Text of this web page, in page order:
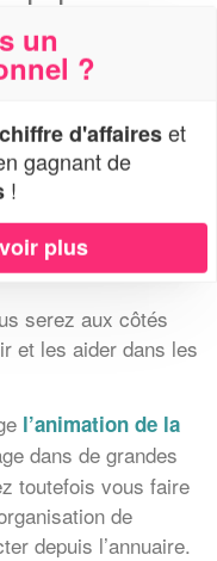
: une
d’un proche ou
engagement
sont des dons
l’organisation de
serez aux côtés
et les aider dans les
l’animation de la
dans de grandes
toutefois vous faire
de
depuis l’annuaire.
un
?
chiffre d'affaireset
gagnant de
!
plus